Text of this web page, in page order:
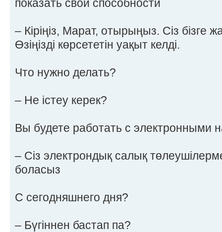
показать свои способности
– Кіріңіз, Марат, отырыңыз. Сіз бізге
Өзіңізді көрсететін уақыт келді.
Что нужно делать?
– Не істеу керек?
Вы будете работать с электронными
– Сіз электрондық салық
боласыз
С сегодняшнего дня?
– Бүгіннен бастап па?